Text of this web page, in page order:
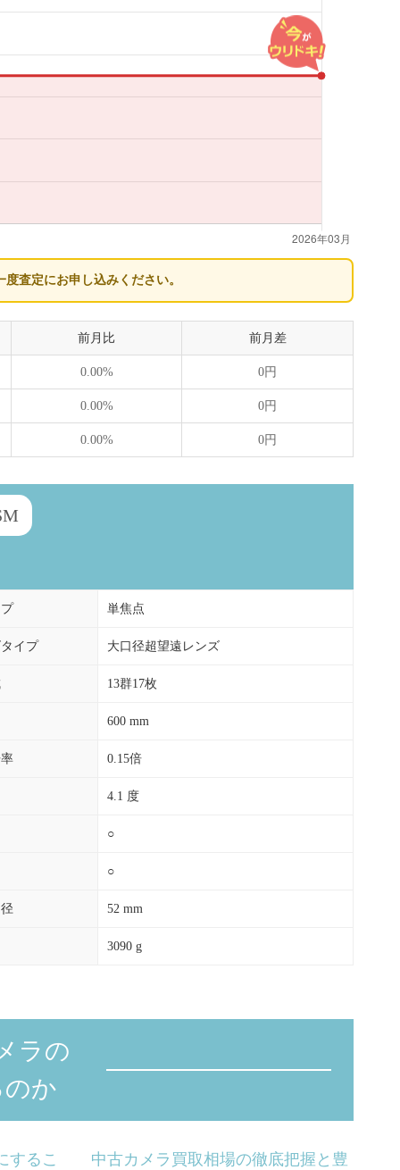
度査定にお申し込みください。
前月比 前月差
0.00% 0円
0.00% 0円
0.00% 0円
単焦点
イプ 大口径超望遠レンズ
13群17枚
600 mm
0.15倍
4.1 度
○
○
52 mm
3090 g
ラの
か
するこ
中古カメラ買取相場の徹底把握と豊